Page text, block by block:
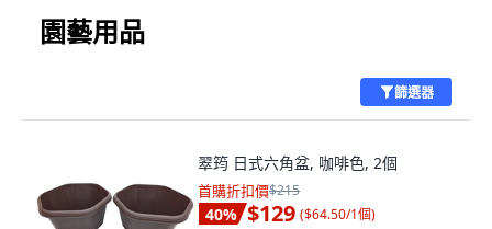
園藝用品
篩選器
翠筠 日式六角盆, 咖啡色, 2個
首購折扣價$215
40% $129 ($64.50/1個)